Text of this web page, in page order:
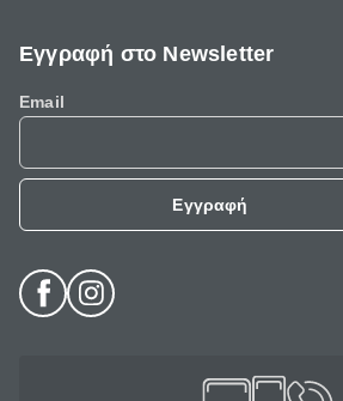
Εγγραφή στο Newsletter
Email
Εγγραφή